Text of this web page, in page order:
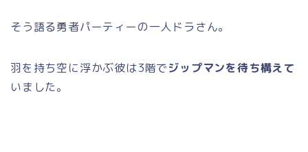
そう語る勇者パーティーの一人ドラさん。
羽を持ち空に浮かぶ彼は3階でジップマンを待ち構えて
いました。